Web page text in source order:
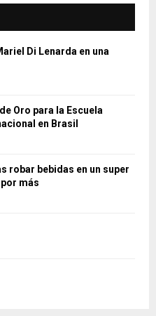
Di Lenarda en una
Oro para la Escuela
en Brasil
robar bebidas en un super
más